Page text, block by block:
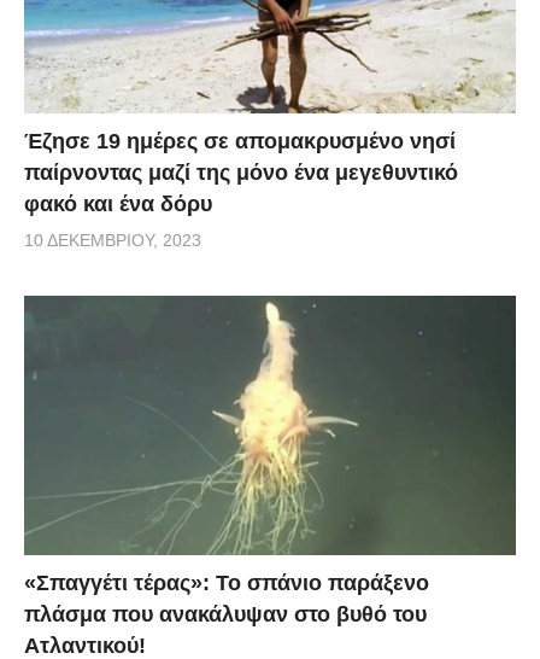
Έζησε 19 ημέρες σε απομακρυσμένο νησί
παίρνοντας μαζί της μόνο ένα μεγεθυντικό
φακό και ένα δόρυ
10 ΔΕΚΕΜΒΡΊΟΥ, 2023
«Σπαγγέτι τέρας»: Το σπάνιο παράξενο
πλάσμα που ανακάλυψαν στο βυθό του
Ατλαντικού!